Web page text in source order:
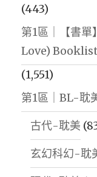
(443)
第1區｜【書
Love) Booklist
(1,551)
第1區｜BL-耽
古代-耽美
玄幻科幻-耽